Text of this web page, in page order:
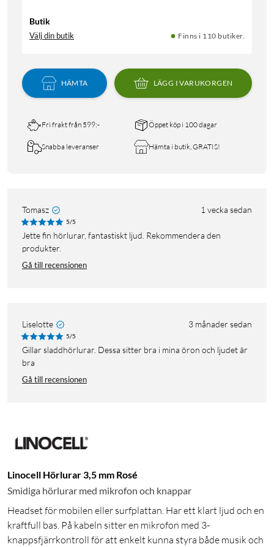
Butik
Välj din butik Finns i 110 butiker.
HÄMTA LÄGG I VARUKORGEN
Fri frakt från 599:- Öppet köp i 100 dagar
Snabba leveranser Hämta i butik, GRATIS!
Tomasz 1 vecka sedan
5/5
Jette fin hörlurar, fantastiskt ljud. Rekommendera den
produkter.
Gå till recensionen
Liselotte 3 månader sedan
5/5
Gillar sladdhörlurar. Dessa sitter bra i mina öron och ljudet är
bra
Gå till recensionen
Linocell Hörlurar 3,5 mm Rosé
Smidiga hörlurar med mikrofon och knappar
Headset för mobilen eller surfplattan. Har ett klart ljud och en
kraftfull bas. På kabeln sitter en mikrofon med 3-
knappsfjärrkontroll för att enkelt kunna styra både musik och